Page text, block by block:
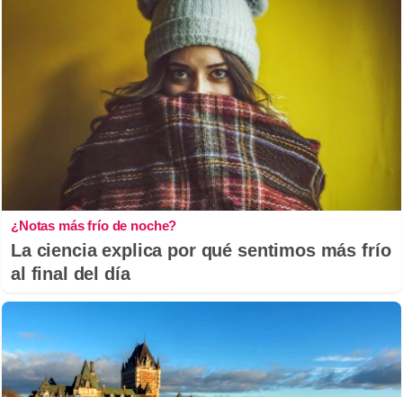
¿Notas más frío de noche?
La ciencia explica por qué sentimos más frío
al final del día